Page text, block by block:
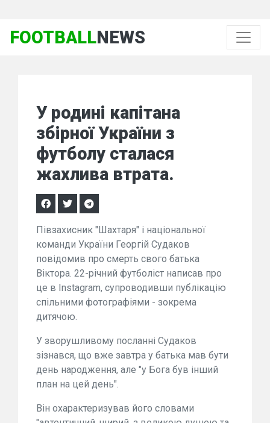
FOOTBALLNEWS
У родині капітана
збірної України з
футболу сталася
жахлива втрата.
Півзахисник "Шахтаря" і національної
команди України Георгій Судаков
повідомив про смерть свого батька
Віктора. 22-річний футболіст написав про
це в Instagram, супроводивши публікацію
спільними фотографіями - зокрема
дитячою.
У зворушливому посланні Судаков
зізнався, що вже завтра у батька мав бути
день народження, але "у Бога був інший
план на цей день".
Він охарактеризував його словами